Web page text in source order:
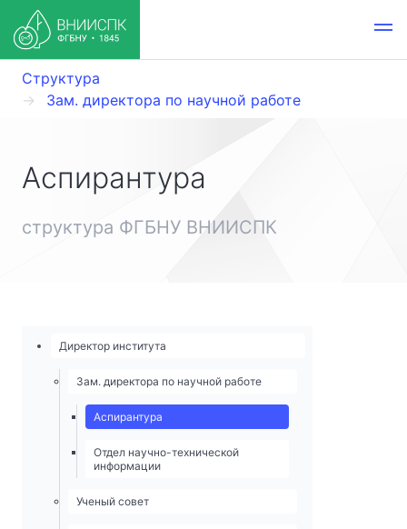
Структура
Зам. директора по научной работе
Аспирантура
структура ФГБНУ ВНИИСПК
Директор института
Зам. директора по научной работе
Аспирантура
Отдел научно-технической
информации
Ученый совет